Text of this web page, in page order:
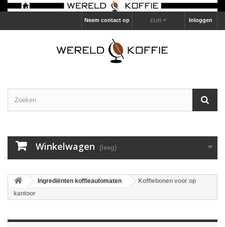
Inloggen
EUR
Neem contact op
Winkelwagen (leeg)
Ingrediënten koffieautomaten
Koffiebonen voor op
kantoor